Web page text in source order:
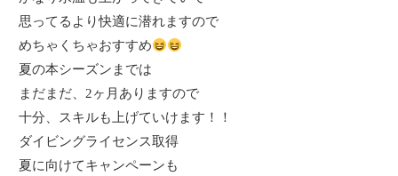
思ってるより快適に潜れますので
めちゃくちゃおすすめ
夏の本シーズンまでは
まだまだ、2ヶ月ありますので
十分、スキルも上げていけます！！
ダイビングライセンス取得
夏に向けてキャンペーンも